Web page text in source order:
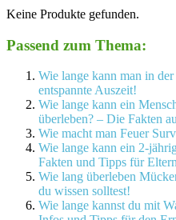
Keine Produkte gefunden.
Passend zum Thema:
Wie lange kann man in
entspannte Auszeit!
Wie lange kann ein
überleben? – Die Fakten
Wie macht man Feuer
Wie lange kann ein 2-
Fakten und Tipps für Eltern
Wie lang überleben
du wissen solltest!
Wie lange kannst du mit